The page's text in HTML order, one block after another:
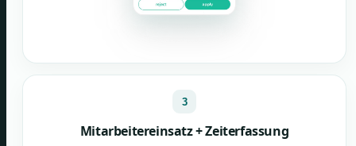
3
Mitarbeitereinsatz + Zeiterfassung